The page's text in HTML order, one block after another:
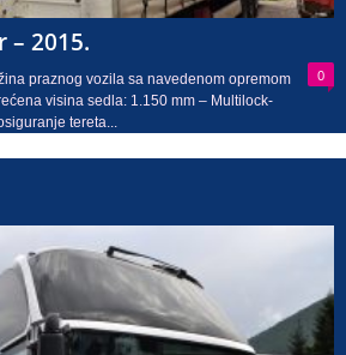
– 2015.
0
praznog vozila sa navedenom opremom
visina sedla: 1.150 mm – Multilock-
tereta...